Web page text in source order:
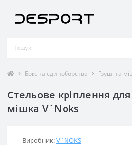
Бокс та єдиноборства Груші та
Стельове кріплення
мішка V`Noks
Виробник:V`NOKS